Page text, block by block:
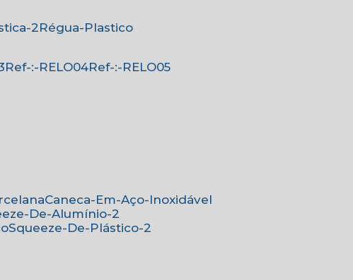
2
Régua-Plastico
Ref-:-RELO04
Ref-:-RELO05
Caneca-Em-Aço-Inoxidável
De-Alumínio-2
Squeeze-De-Plástico-2